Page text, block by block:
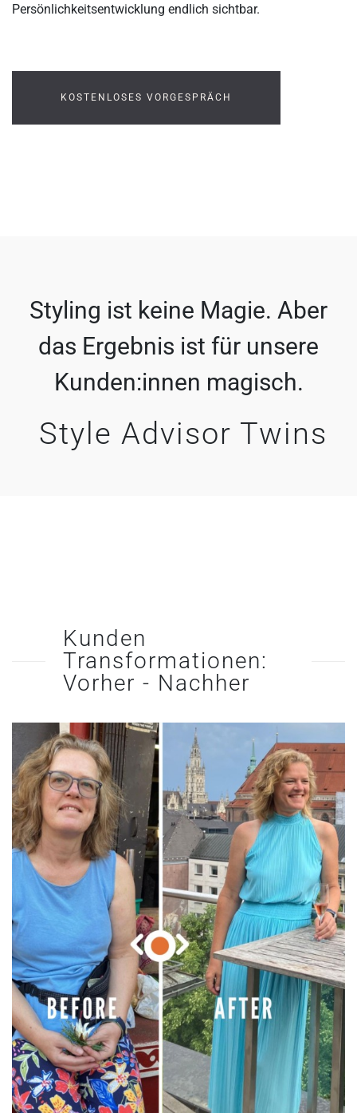
Persönlichkeitsentwicklung endlich sichtbar.
KOSTENLOSES VORGESPRÄCH
Styling ist keine Magie. Aber
das Ergebnis ist für unsere
Kunden:innen magisch.
Style Advisor Twins
Kunden
Transformationen:
Vorher - Nachher